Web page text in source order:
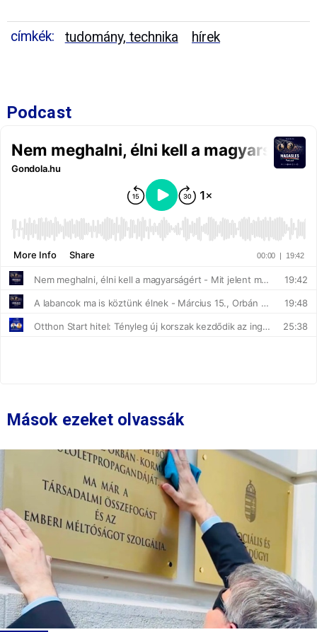
címkék: tudomány, technika hírek
Podcast
Mások ezeket olvassák